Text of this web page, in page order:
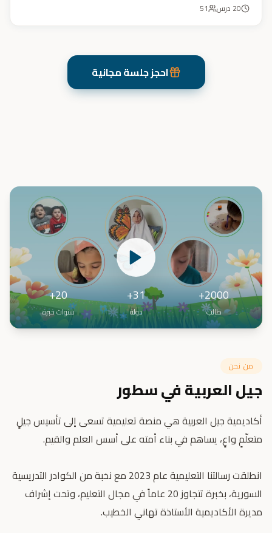
20 درس 51
احجز جلسة مجانية
2000+
طالب
31+
دولة
20+
سنوات خبرة
من نحن
جيل العربية في سطور
أكاديمية جيل العربية هي منصة تعليمية تسعى إلى تأسيس جيلٍ
انطلقت رسالتنا التعليمية عام 2023 مع نخبة من الكوادر التدريسية
السورية، بخبرة تتجاوز 20 عاماً في مجال التعليم، وتحت إشراف
مديرة الأكاديمية الأستاذة تهاني الخطيب.